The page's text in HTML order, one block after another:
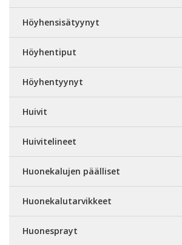
Höyhensisätyynyt
Höyhentiput
Höyhentyynyt
Huivit
Huivitelineet
Huonekalujen päälliset
Huonekalutarvikkeet
Huonesprayt